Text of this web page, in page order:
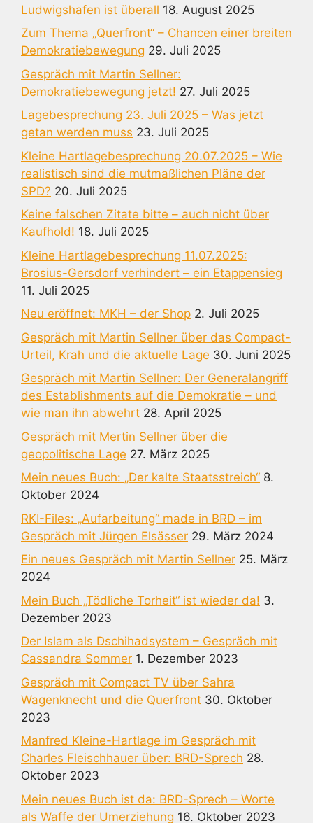
Ludwigshafen ist überall 18. August 2025
Zum Thema „Querfront“ – Chancen einer breiten
Demokratiebewegung 29. Juli 2025
Gespräch mit Martin Sellner:
Demokratiebewegung jetzt! 27. Juli 2025
Lagebesprechung 23. Juli 2025 – Was jetzt
getan werden muss 23. Juli 2025
Kleine Hartlagebesprechung 20.07.2025 – Wie
realistisch sind die mutmaßlichen Pläne der
SPD? 20. Juli 2025
Keine falschen Zitate bitte – auch nicht über
Kaufhold! 18. Juli 2025
Kleine Hartlagebesprechung 11.07.2025:
Brosius-Gersdorf verhindert – ein Etappensieg
11. Juli 2025
Neu eröffnet: MKH – der Shop 2. Juli 2025
Gespräch mit Martin Sellner über das Compact-
Urteil, Krah und die aktuelle Lage 30. Juni 2025
Gespräch mit Martin Sellner: Der Generalangriff
des Establishments auf die Demokratie – und
wie man ihn abwehrt 28. April 2025
Gespräch mit Mertin Sellner über die
geopolitische Lage 27. März 2025
Mein neues Buch: „Der kalte Staatsstreich“ 8.
Oktober 2024
RKI-Files: „Aufarbeitung“ made in BRD – im
Gespräch mit Jürgen Elsässer 29. März 2024
Ein neues Gespräch mit Martin Sellner 25. März
2024
Mein Buch „Tödliche Torheit“ ist wieder da! 3.
Dezember 2023
Der Islam als Dschihadsystem – Gespräch mit
Cassandra Sommer 1. Dezember 2023
Gespräch mit Compact TV über Sahra
Wagenknecht und die Querfront 30. Oktober
2023
Manfred Kleine-Hartlage im Gespräch mit
Charles Fleischhauer über: BRD-Sprech 28.
Oktober 2023
Mein neues Buch ist da: BRD-Sprech – Worte
als Waffe der Umerziehung 16. Oktober 2023